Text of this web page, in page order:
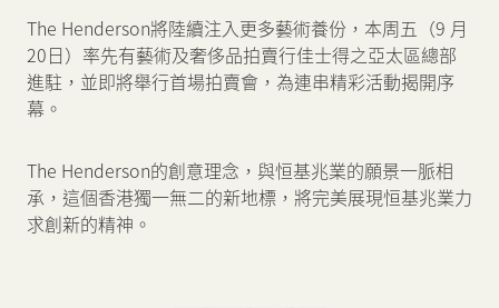
The Henderson將陸續注入更多藝術養份，本周五（9 月
20日）率先有藝術及奢侈品拍賣行佳士得之亞太區總部
進駐，並即將舉行首場拍賣會，為連串精彩活動揭開序
幕。
The Henderson的創意理念，與恒基兆業的願景一脈相
承，這個香港獨一無二的新地標，將完美展現恒基兆業力
求創新的精神。